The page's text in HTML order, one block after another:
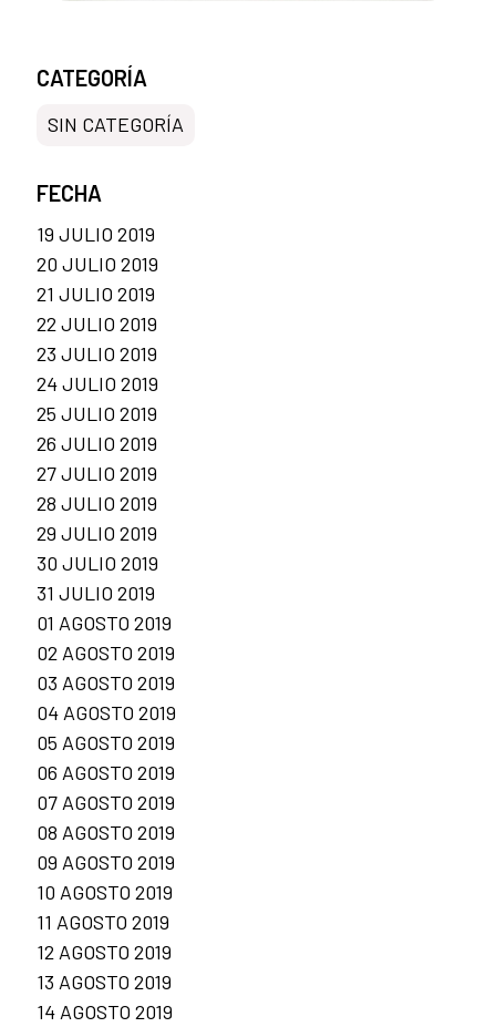
CATEGORÍA
SIN CATEGORÍA
FECHA
19 JULIO 2019
20 JULIO 2019
21 JULIO 2019
22 JULIO 2019
23 JULIO 2019
24 JULIO 2019
25 JULIO 2019
26 JULIO 2019
27 JULIO 2019
28 JULIO 2019
29 JULIO 2019
30 JULIO 2019
31 JULIO 2019
01 AGOSTO 2019
02 AGOSTO 2019
03 AGOSTO 2019
04 AGOSTO 2019
05 AGOSTO 2019
06 AGOSTO 2019
07 AGOSTO 2019
08 AGOSTO 2019
09 AGOSTO 2019
10 AGOSTO 2019
11 AGOSTO 2019
12 AGOSTO 2019
13 AGOSTO 2019
14 AGOSTO 2019